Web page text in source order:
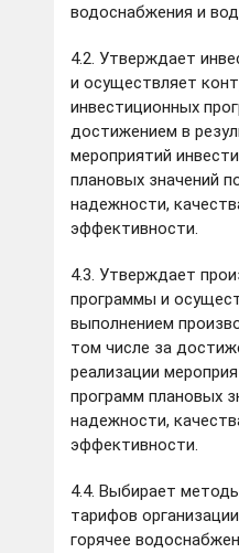
водоснабжения и
4.2. Утверждает
и осуществляет
инвестиционных
достижением в
мероприятий
плановых значений
надежности,
эффективности.
4.3. Утверждает
программы и
выполнением
том числе за
реализации
программ плановых
надежности,
эффективности.
4.4. Выбирает
тарифов
горячее